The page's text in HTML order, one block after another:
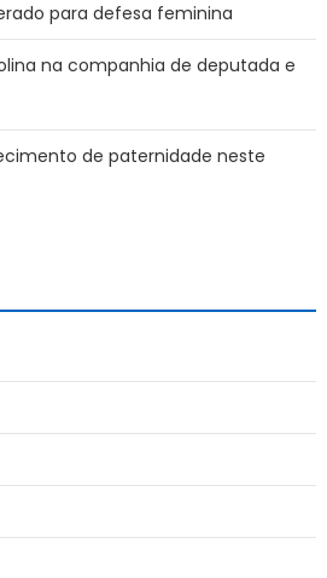
para defesa feminina
na companhia de deputada e
de paternidade neste